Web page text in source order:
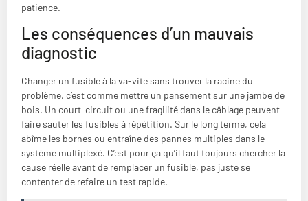
patience.
Les conséquences d’un mauvais
diagnostic
Changer un fusible à la va-vite sans trouver la racine du
problème, c’est comme mettre un pansement sur une jambe de
bois. Un court-circuit ou une fragilité dans le câblage peuvent
faire sauter les fusibles à répétition. Sur le long terme, cela
abîme les bornes ou entraîne des pannes multiples dans le
système multiplexé. C’est pour ça qu’il faut toujours chercher la
cause réelle avant de remplacer un fusible, pas juste se
contenter de refaire un test rapide.